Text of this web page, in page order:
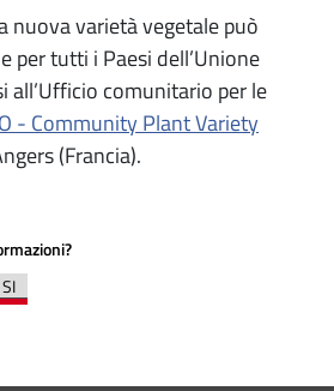
nuova varietà vegetale può
per tutti i Paesi dell’Unione
all’Ufficio comunitario per le
- Community Plant Variety
(Francia).